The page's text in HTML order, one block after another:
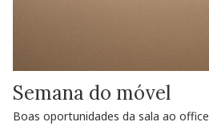
Semana do móvel
Boas oportunidades da sala ao office